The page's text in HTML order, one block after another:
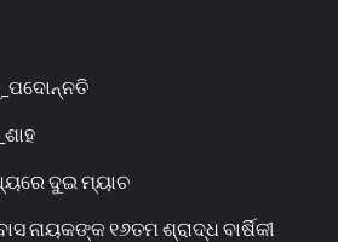
ଦୁଇ ମ୍ୟାଚ
ନାୟକଙ୍କ ୧୬ତମ ଶ୍ରାଦ୍ଧ ବାର୍ଷିକୀ